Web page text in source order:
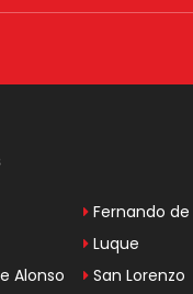
Fernando
Luque
Alonso
San Lorenzo